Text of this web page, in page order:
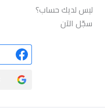
ليس لديك حساب؟
سجّل الآن